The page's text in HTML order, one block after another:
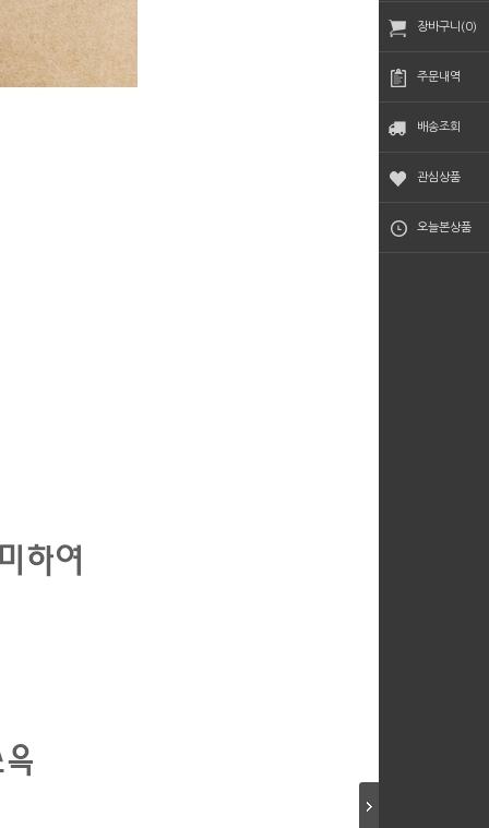
장바구니(0)
주문내역
배송조회
관심상품
오늘본상품